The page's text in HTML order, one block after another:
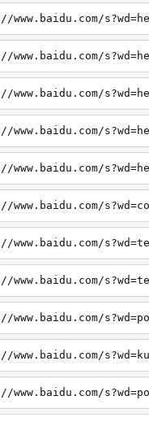
www.baidu.com/
www.baidu.com/